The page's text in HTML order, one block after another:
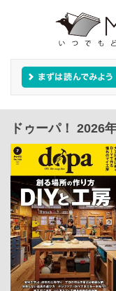
ドゥーパ！ 2026